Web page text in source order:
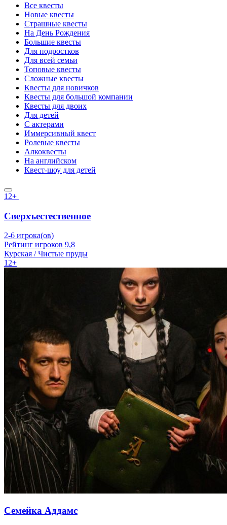
Все квесты
Новые квесты
Страшные квесты
На День Рождения
Большие квесты
Для подростков
Для всей семьи
Топовые квесты
Сложные квесты
Квесты для новичков
Квесты для большой компании
Квесты для двоих
Для детей
С актерами
Иммерсивный квест
Ролевые квесты
Алкоквесты
На английском
Квест-шоу для детей
12+
Сверхъестественное
2-6 игрока(ов)
Рейтинг игроков 9,8
Курская / Чистые пруды
12+
Семейка Аддамс